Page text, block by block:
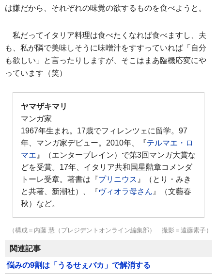
は嫌だから、それぞれの味覚の欲するものを食べようと。
私だってイタリア料理は食べたくなれば食べますし、夫
も、私が隣で美味しそうに味噌汁をすすっていれば「自分
も欲しい」と言ったりしますが、そこはまあ臨機応変にや
っています（笑）
ヤマザキマリ
マンガ家
1967年生まれ。17歳でフィレンツェに留学。97
年、マンガ家デビュー。2010年、『テルマエ・ロ
マエ 』（エンターブレイン）で第3回マンガ大賞な
どを受賞。17年、イタリア共和国星勲章コメンダ
トーレ受章。著書は『プリニウス 』（とり・みき
と共著、新潮社）、『ヴィオラ母さん 』（文藝春
秋）など。
（構成＝内藤 慧（プレジデントオンライン編集部） 撮影＝遠藤素子）
関連記事
悩みの9割は「うるせぇバカ」で解消する